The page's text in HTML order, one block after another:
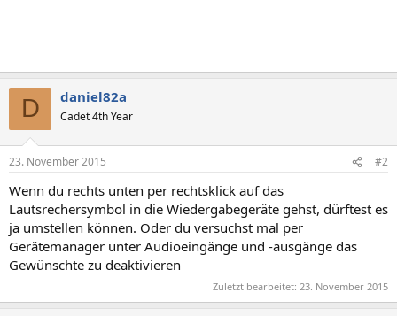
D daniel82a
Cadet 4th Year
23. November 2015 #2
Wenn du rechts unten per rechtsklick auf das
Lautsrechersymbol in die Wiedergabegeräte gehst, dürftest es
ja umstellen können. Oder du versuchst mal per
Gerätemanager unter Audioeingänge und -ausgänge das
Gewünschte zu deaktivieren
Zuletzt bearbeitet: 23. November 2015